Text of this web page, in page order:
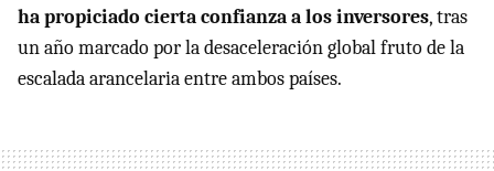
ha propiciado cierta confianza a los inversores, tras
un año marcado por la desaceleración global fruto de la
escalada arancelaria entre ambos países.